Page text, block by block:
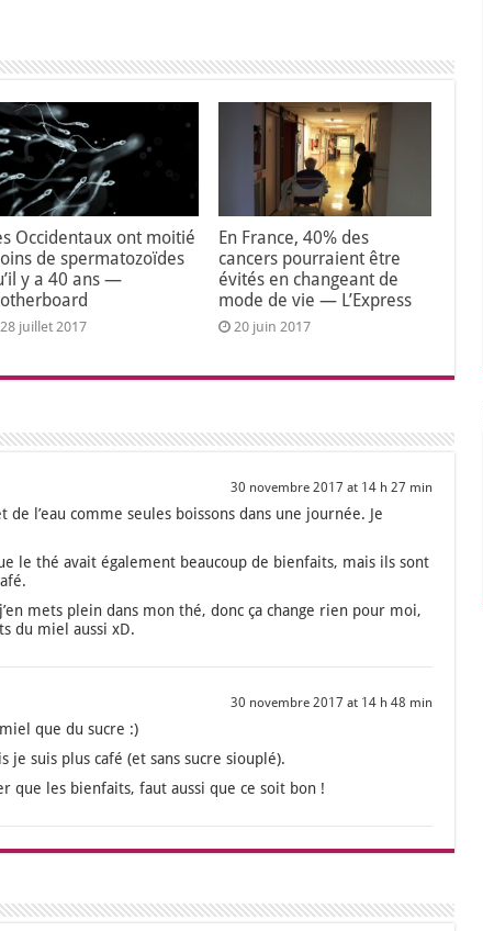
Occidentaux ont moitié
de spermatozoïdes
y a 40 ans —
28 juillet 2017
En France, 40% des
cancers pourraient être
évités en changeant de
mode de vie — L’Express
20 juin 2017
30 novembre 2017 at 14 h 27 min
l’eau comme seules bois­sons dans une jour­née. Je
le thé avait éga­le­ment beau­coup de bien­faits, mais ils sont
mets plein dans mon thé, donc ça change rien pour moi,
du miel aus­si xD.
30 novembre 2017 at 14 h 48 min
que du sucre :)
je suis plus café (et sans sucre siou­plé).
que les bien­faits, faut aus­si que ce soit bon !